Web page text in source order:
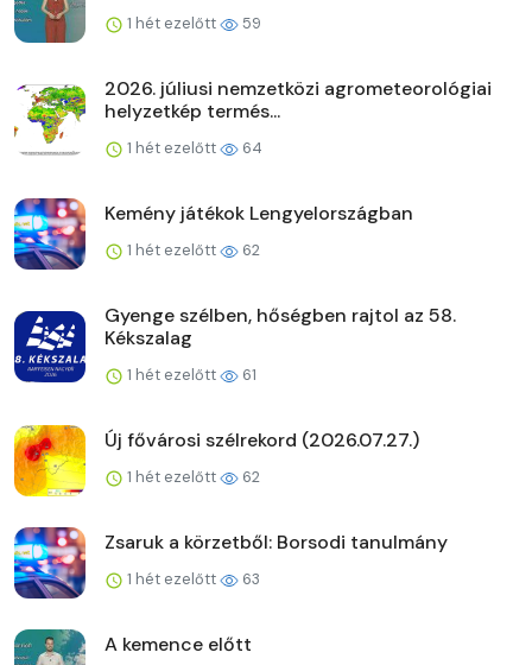
1 hét ezelőtt 59
2026. júliusi nemzetközi agrometeorológiai
helyzetkép termés...
1 hét ezelőtt 64
Kemény játékok Lengyelországban
1 hét ezelőtt 62
Gyenge szélben, hőségben rajtol az 58.
Kékszalag
1 hét ezelőtt 61
Új fővárosi szélrekord (2026.07.27.)
1 hét ezelőtt 62
Zsaruk a körzetből: Borsodi tanulmány
1 hét ezelőtt 63
A kemence előtt